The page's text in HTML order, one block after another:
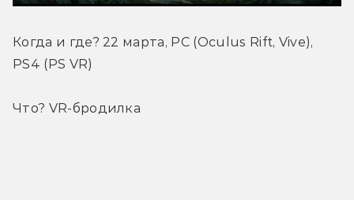
Когда и где? 22 марта, PC (Oculus Rift, Vive),
PS4 (PS VR)
Что? VR-бродилка